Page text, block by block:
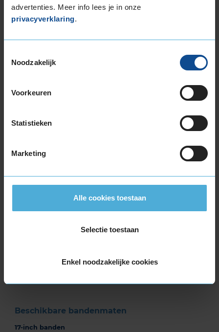
advertenties. Meer info lees je in onze
privacyverklaring.
Noodzakelijk
Voorkeuren
Statistieken
Marketing
Alle cookies toestaan
Selectie toestaan
Enkel noodzakelijke cookies
bandenmaat omvang (inch)
Stikstof
Beschikbare bandenmaten
17-inch banden